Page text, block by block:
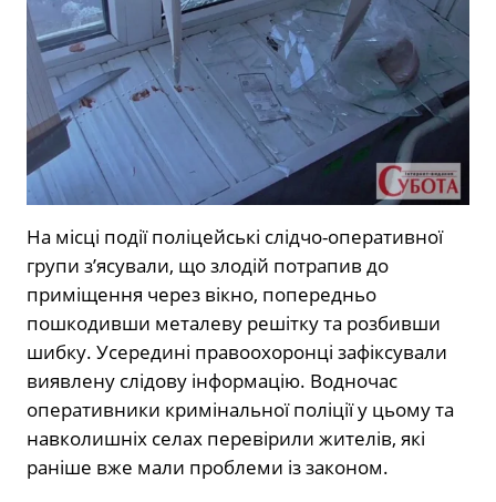
На місці події поліцейські слідчо-оперативної
групи з’ясували, що злодій потрапив до
приміщення через вікно, попередньо
пошкодивши металеву решітку та розбивши
шибку. Усередині правоохоронці зафіксували
виявлену слідову інформацію. Водночас
оперативники кримінальної поліції у цьому та
навколишніх селах перевірили жителів, які
раніше вже мали проблеми із законом.